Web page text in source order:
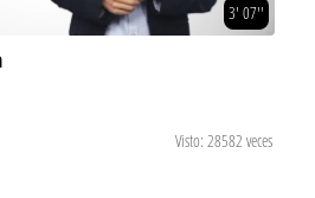
3' 07''
Visto: 28582 veces